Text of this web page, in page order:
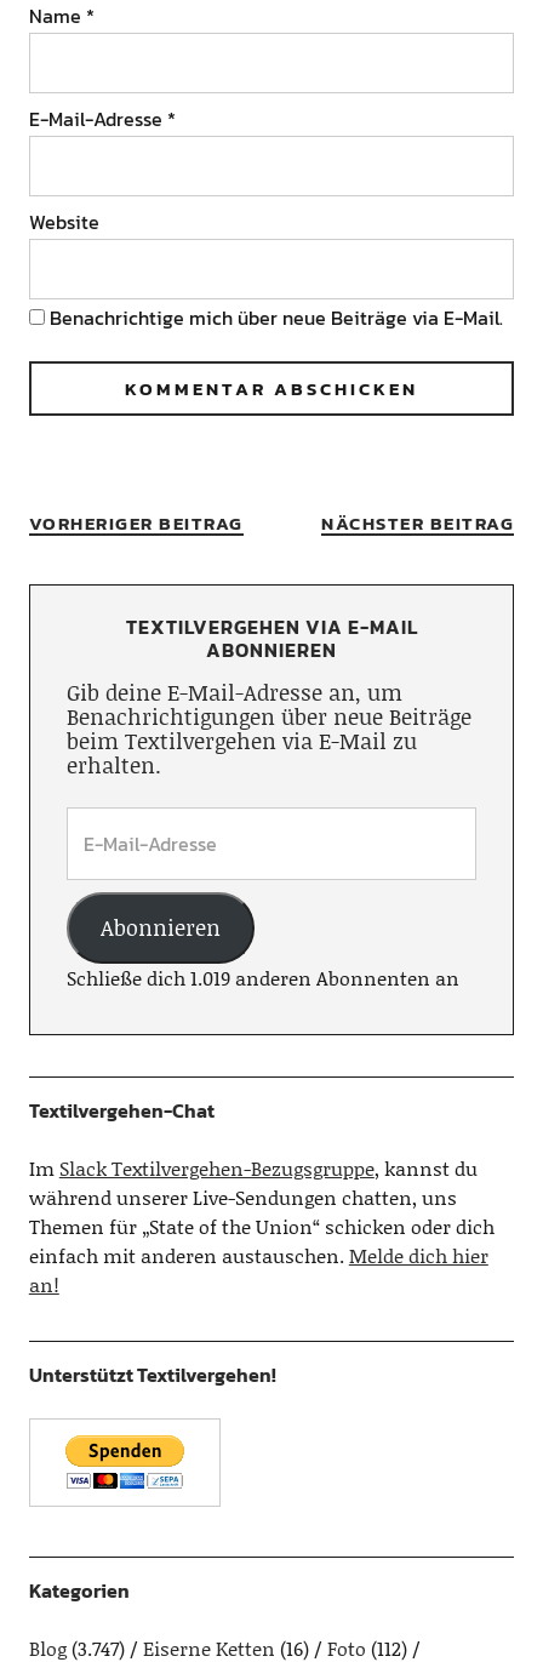
Name *
E-Mail-Adresse *
Website
Benachrichtige mich über neue Beiträge via E-Mail.
VORHERIGER BEITRAG NÄCHSTER BEITRAG
TEXTILVERGEHEN VIA E-MAIL
ABONNIEREN
Gib deine E-Mail-Adresse an, um
Benachrichtigungen über neue Beiträge
beim Textilvergehen via E-Mail zu
erhalten.
Abonnieren
Schließe dich 1.019 anderen Abonnenten an
Textilvergehen-Chat
Im Slack Textilvergehen-Bezugsgruppe, kannst du
während unserer Live-Sendungen chatten, uns
Themen für „State of the Union“ schicken oder dich
einfach mit anderen austauschen.Melde dich hier
an!
Unterstützt Textilvergehen!
Kategorien
Blog(3.747) Eiserne Ketten (16) Foto (112)